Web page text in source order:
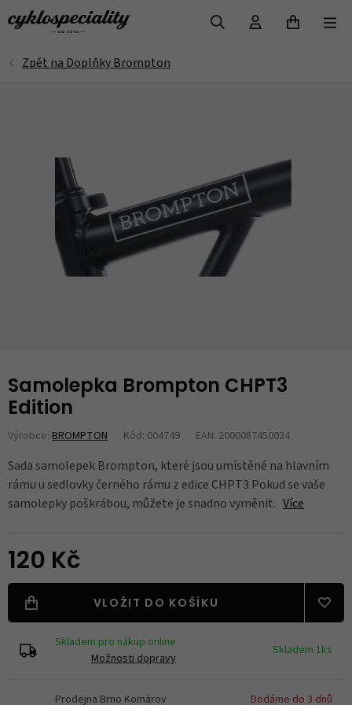
Samolepka Brompton CHPT3
Edition
Výrobce: BROMPTON Kód: 004749 EAN: 2000087450024
Sada samolepek Brompton, které jsou umístěné na hlavním
rámu u sedlovky černého rámu z edice CHPT3 Pokud se vaše
samolepky poškrábou, můžete je snadno vyměnit. Více
120 Kč
VLOŽIT DO KOŠÍKU
Skladem pro nákup online
Možnosti dopravy
Skladem 1ks
Prodejna Brno Komárov
Dodáme do 3 dnů